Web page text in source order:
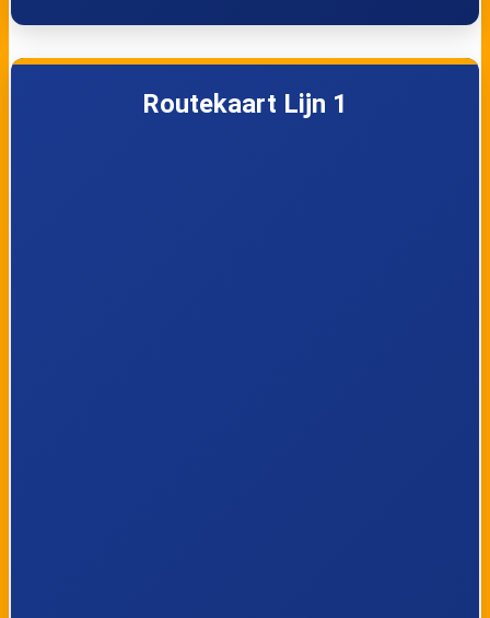
Waterschei,
Blookstraat
Genk, Diernastraat
Routekaart Lijn 1